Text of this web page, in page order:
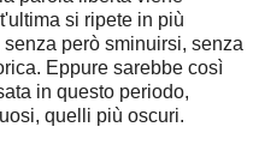
si ripete in più
però sminuirsi, senza
Eppure sarebbe così
in questo periodo,
quelli più oscuri.